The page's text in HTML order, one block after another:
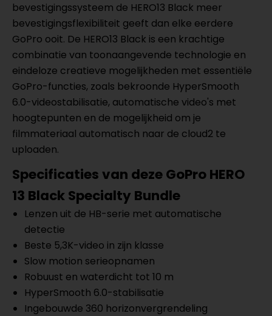
bevestigingssysteem de HERO13 Black meer
bevestigingsflexibiliteit geeft dan elke eerdere
GoPro ooit. De HERO13 Black is een krachtige
combinatie van toonaangevende technologie en
eindeloze creatieve mogelijkheden met essentiële
GoPro-functies, zoals bekroonde HyperSmooth
6.0-videostabilisatie, automatische video's met
hoogtepunten en de mogelijkheid om je
filmmateriaal automatisch naar de cloud2 te
uploaden.
Specificaties van deze GoPro HERO
13 Black Specialty Bundle
Lenzen uit de HB-serie met automatische
detectie
Beste 5,3K-video in zijn klasse
Slow motion serieopnamen
Robuust en waterdicht tot 10 m
HyperSmooth 6.0-stabilisatie
Ingebouwde 360 horizonvergrendeling